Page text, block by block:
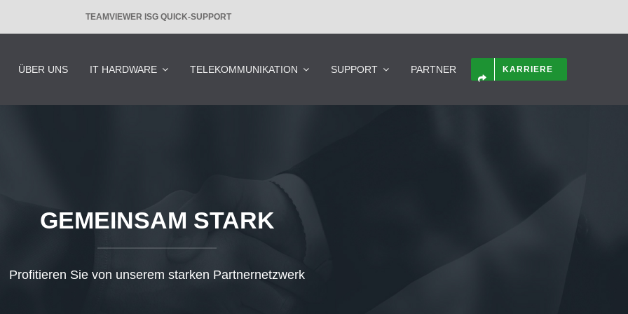
TEAMVIEWER ISG QUICK-SUPPORT
ÜBER UNS IT HARDWARE TELEKOMMUNIKATION SUPPORT PARTNER KARRIERE
GEMEINSAM STARK
Profitieren Sie von unserem starken Partnernetzwerk